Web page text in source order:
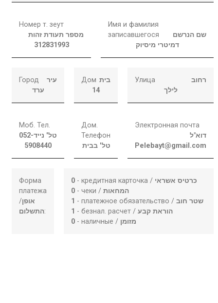
Номер т. зеут
מספר תעודת זהות
312831993
Имя и фамилия
записавшегося
שם הנרשם
דמיטרי מיסיוק
Город
עיר
ערד
Дом בית
14
Улица
רחוב
לילך
Моб. Тел.
טל' נייד052-
5908440
Дом.
Телефон
טל' בבית
Электронная почта
דוא"ל
Pelebayt@gmail.com
Форма
платежа
/אופן
התשלום:
0 - кредитная карточка / כרטיס אשראי
0 - чеки /המחאות
1 - платежное обязательство /שטר חוב
1 - безнал. расчет /הוראת קבע
0 - наличные / מזומן